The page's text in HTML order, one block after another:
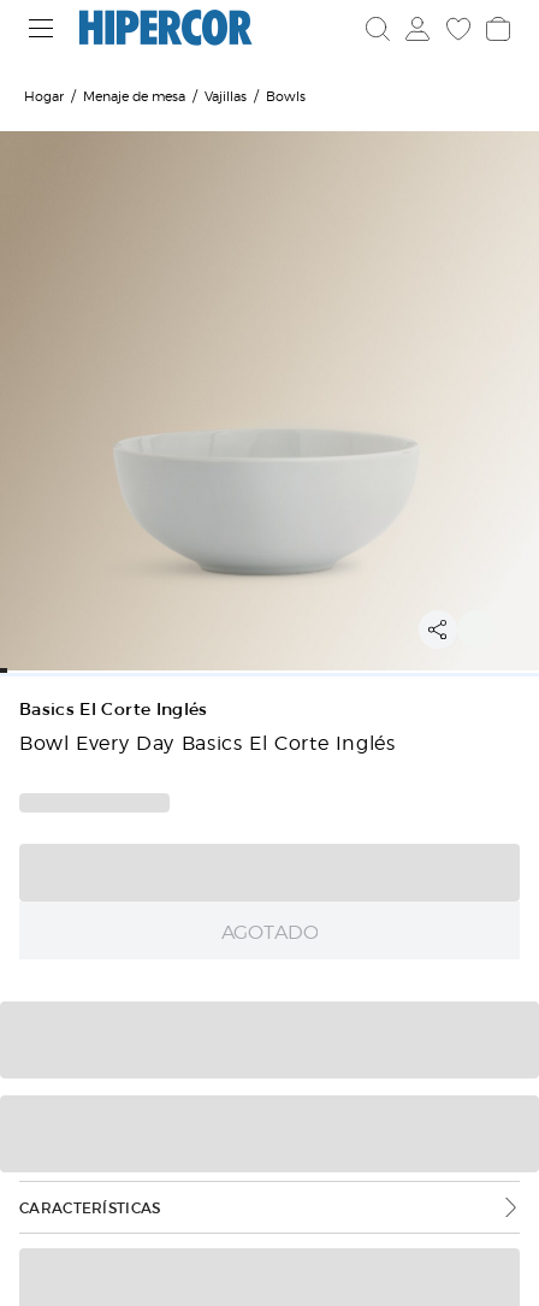
Hogar Menaje de mesa Vajillas Bowls
Basics El Corte Inglés
Bowl Every Day Basics El Corte Inglés
AGOTADO
CARACTERÍSTICAS